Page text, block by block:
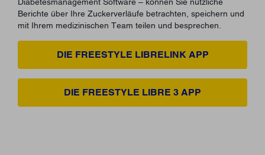
Berichte über Ihre Zuckerverläufe betrachten, speichern und
mit Ihrem medizinischen Team teilen und besprechen.
DIE FREESTYLE LIBRELINK APP
DIE FREESTYLE LIBRE 3 APP